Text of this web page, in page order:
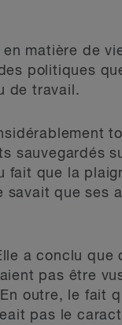
matière de
politiques
de travail.
sauvegardés
fait que la
savait que ses
a conclu que
pas être
outre, le fait
pas le